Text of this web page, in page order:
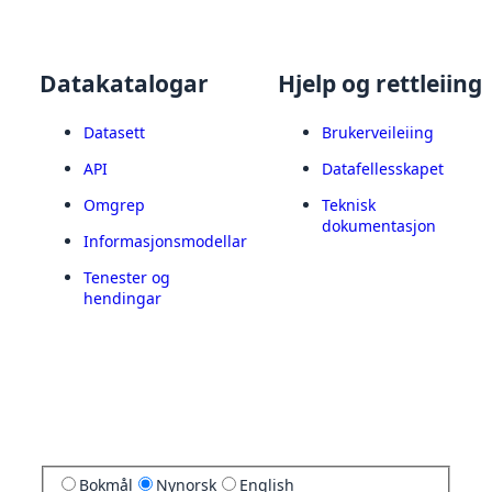
Datakatalogar
Datasett
API
Omgrep
Informasjonsmodellar
Tenester og
hendingar
Hjelp og rettleiing
Brukerveileiing
Datafellesskapet
Teknisk
dokumentasjon
Bokmål Nynorsk English